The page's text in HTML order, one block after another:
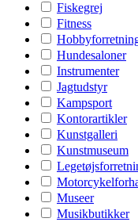
Fiskegrej
Fitness
Hundesaloner
Instrumenter
Jagtudstyr
Kampsport
Kontorartikler
Kunstgalleri
Kunstmuseum
Museer
Musikbutikker